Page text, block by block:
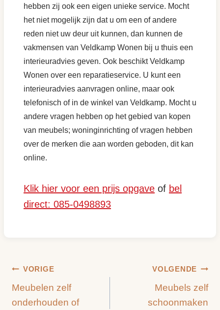
hebben zij ook een eigen unieke service. Mocht
het niet mogelijk zijn dat u om een of andere
reden niet uw deur uit kunnen, dan kunnen de
vakmensen van Veldkamp Wonen bij u thuis een
interieuradvies geven. Ook beschikt Veldkamp
Wonen over een reparatieservice. U kunt een
interieuradvies aanvragen online, maar ook
telefonisch of in de winkel van Veldkamp. Mocht u
andere vragen hebben op het gebied van kopen
van meubels; woninginrichting of vragen hebben
over de merken die aan worden geboden, dit kan
online.
Klik hier voor een prijs opgave of bel
direct: 085-0498893
Bericht
navigatie
VORIGE
Meubelen zelf
onderhouden of
VOLGENDE
Meubels zelf
schoonmaken